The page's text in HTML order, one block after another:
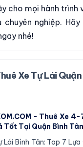
cho mọi hành trình
nghiệp. Hãy
nhé!
Xe Tự Lái
- Thuê Xe
Tốt Tại Quận Bình Tân
Lái Bình Tân: Top 7